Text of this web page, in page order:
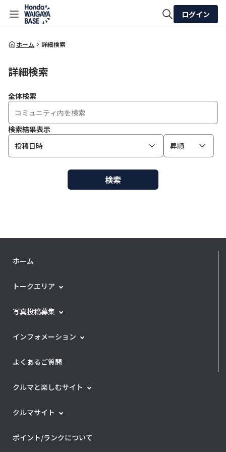
全体検索
ログイン
ホーム 詳細検索
詳細検索
全体検索
検索結果表示
投稿日時
昇順
検索
ホーム
トークエリア
写真投稿募集
インフォメーション
よくあるご質問
クルマと楽しむサイト
クルマサイト
ポイント/ランクについて